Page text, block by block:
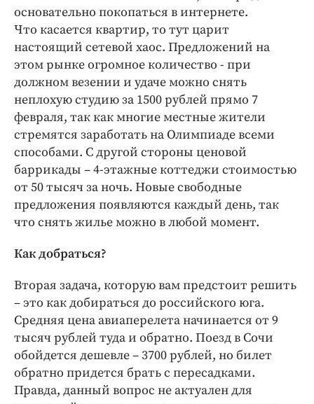
основательно покопаться в интернете.
Что касается квартир, то тут царит
настоящий сетевой хаос. Предложений на
этом рынке огромное количество - при
должном везении и удаче можно снять
неплохую студию за 1500 рублей прямо 7
февраля, так как многие местные жители
стремятся заработать на Олимпиаде всеми
способами. С другой стороны ценовой
баррикады – 4-этажные коттеджи стоимостью
от 50 тысяч за ночь. Новые свободные
предложения появляются каждый день, так
что снять жилье можно в любой момент.
Как добраться?
Вторая задача, которую вам предстоит решить
– это как добираться до российского юга.
Средняя цена авиаперелета начинается от 9
тысяч рублей туда и обратно. Поезд в Сочи
обойдется дешевле – 3700 рублей, но билет
обратно придется брать с пересадками.
Правда, данный вопрос не актуален для